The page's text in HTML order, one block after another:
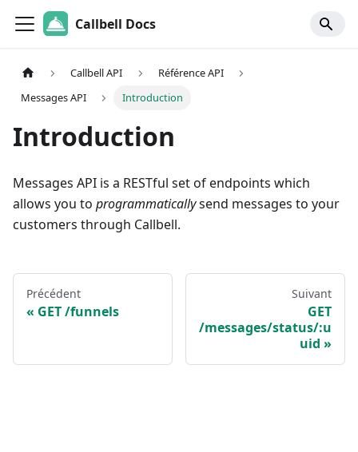
Callbell Docs
Callbell API
Référence API
Messages API
Introduction
Introduction
Messages API is a RESTful set of endpoints which
allows you to programmaticallysend messages to your
customers through Callbell.
Précédent
GET /funnels
Suivant
GET
/messages/status/:u
uid